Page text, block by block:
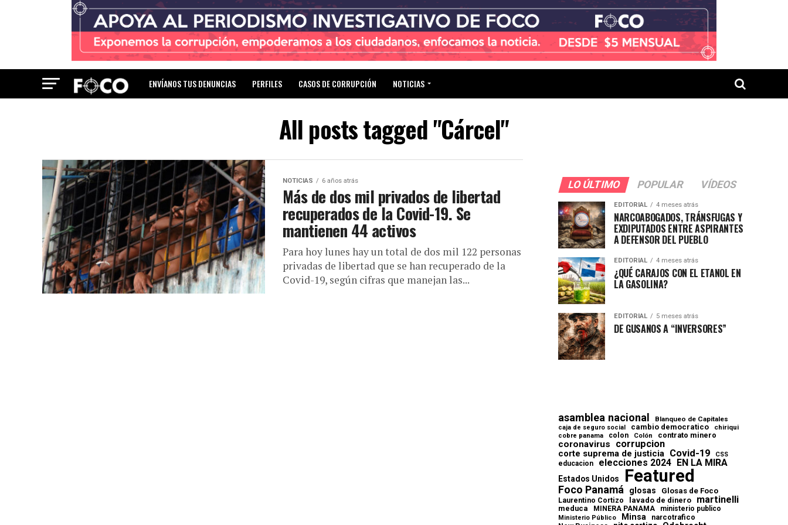
ENVÍANOS TUS DENUNCIAS PERFILES CASOS DE CORRUPCIÓN NOTICIAS
All posts tagged "Cárcel"
NOTICIAS 6 años atrás
Más de dos mil privados de libertad
recuperados de la Covid-19. Se
mantienen 44 activos
Para hoy lunes hay un total de dos mil 122 personas
privadas de libertad que se han recuperado de la
Covid-19, según cifras que manejan las...
LO ÚLTIMO POPULAR VÍDEOS
EDITORIAL 4 meses atrás
NARCOABOGADOS, TRÁNSFUGAS Y
EXDIPUTADOS ENTRE ASPIRANTES
A DEFENSOR DEL PUEBLO
EDITORIAL 4 meses atrás
¿QUÉ CARAJOS CON EL ETANOL EN
LA GASOLINA?
EDITORIAL 5 meses atrás
DE GUSANOS A “INVERSORES”
asamblea nacional Blanqueo de Capitales
caja de seguro social cambio democratico chiriqui
cobre panama colon Colón contrato minero
coronavirus corrupcion
corte suprema de justicia Covid-19 CSS
educacion elecciones 2024 EN LA MIRA
Estados Unidos Featured
Foco Panamá glosas Glosas de Foco
Laurentino Cortizo lavado de dinero martinelli
meduca MINERA PANAMA ministerio publico
Ministerio Público Minsa
narcotrafico